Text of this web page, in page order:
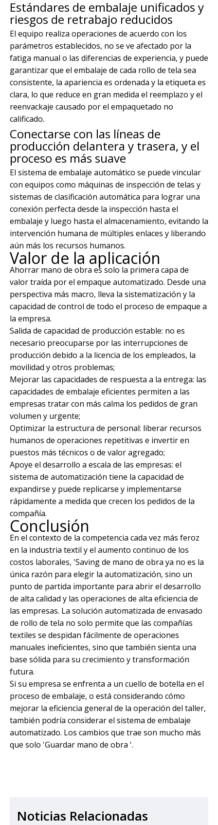
Estándares de embalaje unificados y
riesgos de retrabajo reducidos
El equipo realiza operaciones de acuerdo con los
parámetros establecidos, no se ve afectado por la
fatiga manual o las diferencias de experiencia, y puede
garantizar que el embalaje de cada rollo de tela sea
consistente, la apariencia es ordenada y la etiqueta es
clara, lo que reduce en gran medida el reemplazo y el
reenvackaje causado por el empaquetado no
calificado.
Conectarse con las líneas de
producción delantera y trasera, y el
proceso es más suave
El sistema de embalaje automático se puede vincular
con equipos como máquinas de inspección de telas y
sistemas de clasificación automática para lograr una
conexión perfecta desde la inspección hasta el
embalaje y luego hasta el almacenamiento, evitando la
intervención humana de múltiples enlaces y liberando
aún más los recursos humanos.
Valor de la aplicación
Ahorrar mano de obra es solo la primera capa de
valor traída por el empaque automatizado. Desde una
perspectiva más macro, lleva la sistematización y la
capacidad de control de todo el proceso de empaque a
la empresa.
Salida de capacidad de producción estable: no es
necesario preocuparse por las interrupciones de
producción debido a la licencia de los empleados, la
movilidad y otros problemas;
Mejorar las capacidades de respuesta a la entrega: las
capacidades de embalaje eficientes permiten a las
empresas tratar con más calma los pedidos de gran
volumen y urgente;
Optimizar la estructura de personal: liberar recursos
humanos de operaciones repetitivas e invertir en
puestos más técnicos o de valor agregado;
Apoye el desarrollo a escala de las empresas: el
sistema de automatización tiene la capacidad de
expandirse y puede replicarse y implementarse
rápidamente a medida que crecen los pedidos de la
compañía.
Conclusión
En el contexto de la competencia cada vez más feroz
en la industria textil y el aumento continuo de los
costos laborales, 'Saving de mano de obra ya no es la
única razón para elegir la automatización, sino un
punto de partida importante para abrir el desarrollo
de alta calidad y las operaciones de alta eficiencia de
las empresas. La solución automatizada de envasado
de rollo de tela no solo permite que las compañías
textiles se despidan fácilmente de operaciones
manuales ineficientes, sino que también sienta una
base sólida para su crecimiento y transformación
futura.
Si su empresa se enfrenta a un cuello de botella en el
proceso de embalaje, o está considerando cómo
mejorar la eficiencia general de la operación del taller,
también podría considerar el sistema de embalaje
automatizado. Los cambios que trae son mucho más
que solo 'Guardar mano de obra '.
Noticias Relacionadas